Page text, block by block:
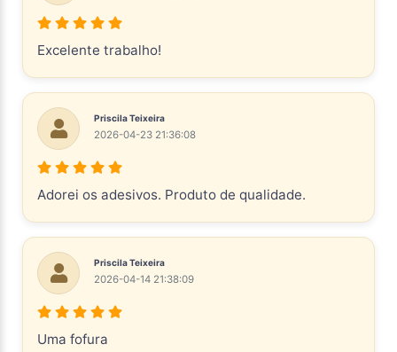
Excelente trabalho!
Priscila Teixeira
2026-04-23 21:36:08
Adorei os adesivos. Produto de qualidade.
Priscila Teixeira
2026-04-14 21:38:09
Uma fofura